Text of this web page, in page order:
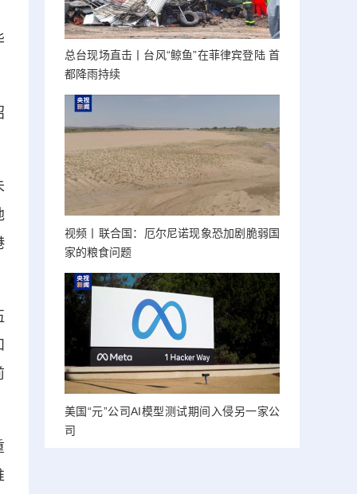
总台现场直击丨台风“鲸鱼”在菲律宾登陆 首
都降雨持续
视频丨联合国：厄尔尼诺现象恐加剧脆弱国
家的粮食问题
美国“元”公司AI模型测试期间入侵另一家公
司